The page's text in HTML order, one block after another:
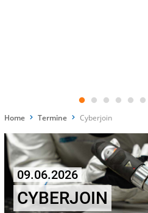
Home Termine Cyberjoin
09.06.2026
CYBERJOIN